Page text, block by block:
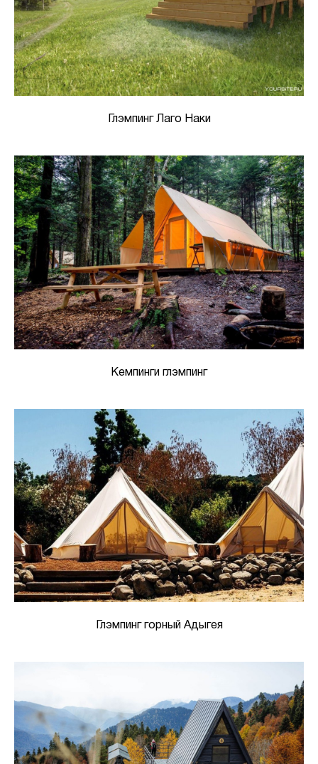
Глэмпинг Лаго Наки
Кемпинги глэмпинг
Глэмпинг горный Адыгея